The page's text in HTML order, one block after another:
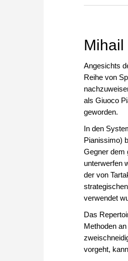
Angesichts
Reihe von
als Giuoco
geworden.
In den
Pianissimo)
Gegner dem
unterwerfen
der von
verwendet
Das
Methoden
vorgeht,